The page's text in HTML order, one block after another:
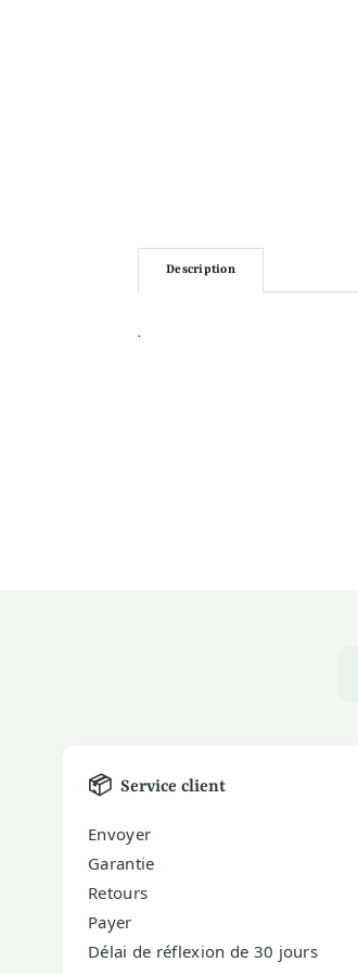
Description
.
📦 Service client
Envoyer
Garantie
Retours
Payer
Délai de réflexion de 30 jours